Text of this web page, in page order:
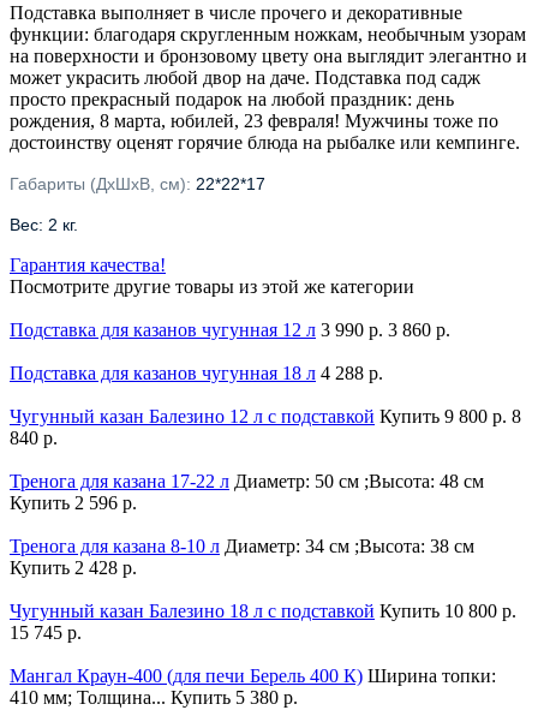
Подставка выполняет в числе прочего и декоративные
функции: благодаря скругленным ножкам, необычным узорам
на поверхности и бронзовому цвету она выглядит элегантно и
может украсить любой двор на даче. Подставка под садж
просто прекрасный подарок на любой праздник: день
рождения, 8 марта, юбилей, 23 февраля! Мужчины тоже по
достоинству оценят горячие блюда на рыбалке или кемпинге.
Габариты (ДхШхВ, см): 22*22*17
Вес: 2 кг.
Гарантия качества!
Посмотрите другие товары из этой же категории
Подставка для казанов чугунная 12 л 3 990 р. 3 860 р.
Подставка для казанов чугунная 18 л 4 288 р.
Чугунный казан Балезино 12 л с подставкой Купить 9 800 р. 8
840 р.
Тренога для казана 17-22 л Диаметр: 50 см ;Высота: 48 см
Купить 2 596 р.
Тренога для казана 8-10 л Диаметр: 34 см ;Высота: 38 см
Купить 2 428 р.
Чугунный казан Балезино 18 л с подставкой Купить 10 800 р.
15 745 р.
Мангал Краун-400 (для печи Берель 400 К) Ширина топки:
410 мм; Толщина... Купить 5 380 р.